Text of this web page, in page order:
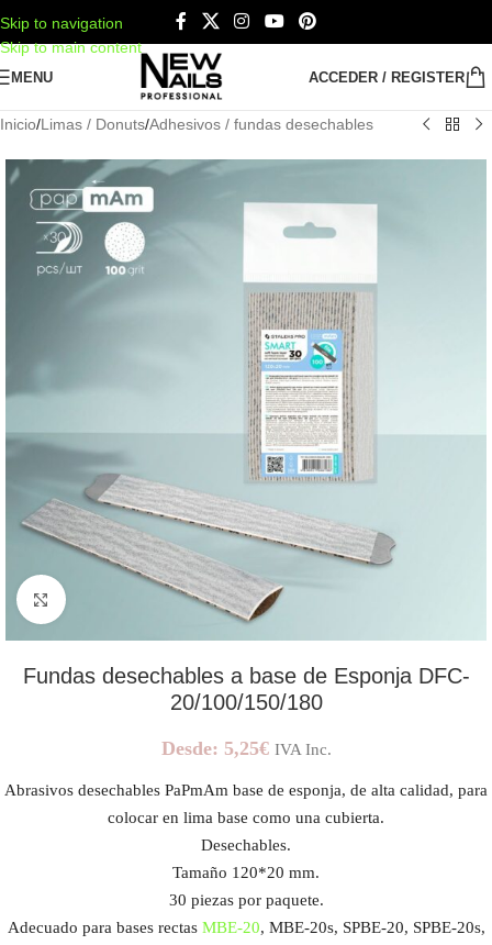
Skip to navigation
Skip to main content
MENU ACCEDER / REGISTER
Inicio/Limas / Donuts/Adhesivos / fundas desechables
AMPLIAR IMAGEN
Fundas desechables a base de Esponja DFC-
20/100/150/180
Desde: 5,25€ IVA Inc.
Abrasivos desechables PaPmAm base de esponja, de alta calidad, para
colocar en lima base como una cubierta.
Desechables.
Tamaño 120*20 mm.
30 piezas por paquete.
Adecuado para bases rectas MBE-20, MBE-20s, SPBE-20, SPBE-20s,